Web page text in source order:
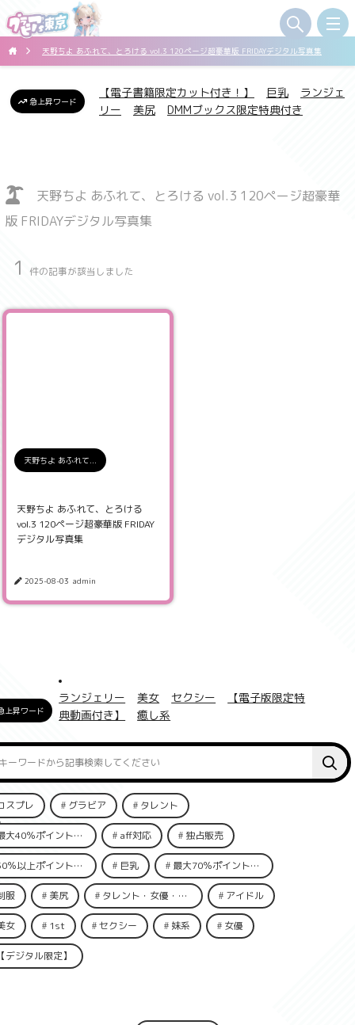
天野ちよ あふれて、とろける vol.3 120ページ超豪華版 FRIDAYデジタル写真集
急上昇ワード
【電子書籍限定カット付き！】 巨乳
ランジェ
リー
美尻 DMMブックス限定特典付き
天野ちよ あふれて、とろける vol.3 120ページ超豪華
版 FRIDAYデジタル写真集
1 件の記事が該当しました
天野ちよ あふれて...
天野ちよ あふれて、とろける
vol.3 120ページ超豪華版 FRIDAY
デジタル写真集
2025-08-03 admin
上昇ワード
ランジェリー 美女 セクシー
【電子版限定特
典動画付き】
癒し系
スプレ グラビア タレント
大40％ポイント還元 aff対応 独占販売
％以上ポイント還元 巨乳 最大70％ポイント還元
服 美尻 タレント・女優・俳優 アイドル
女 1st セクシー 妹系 女優
デジタル限定】